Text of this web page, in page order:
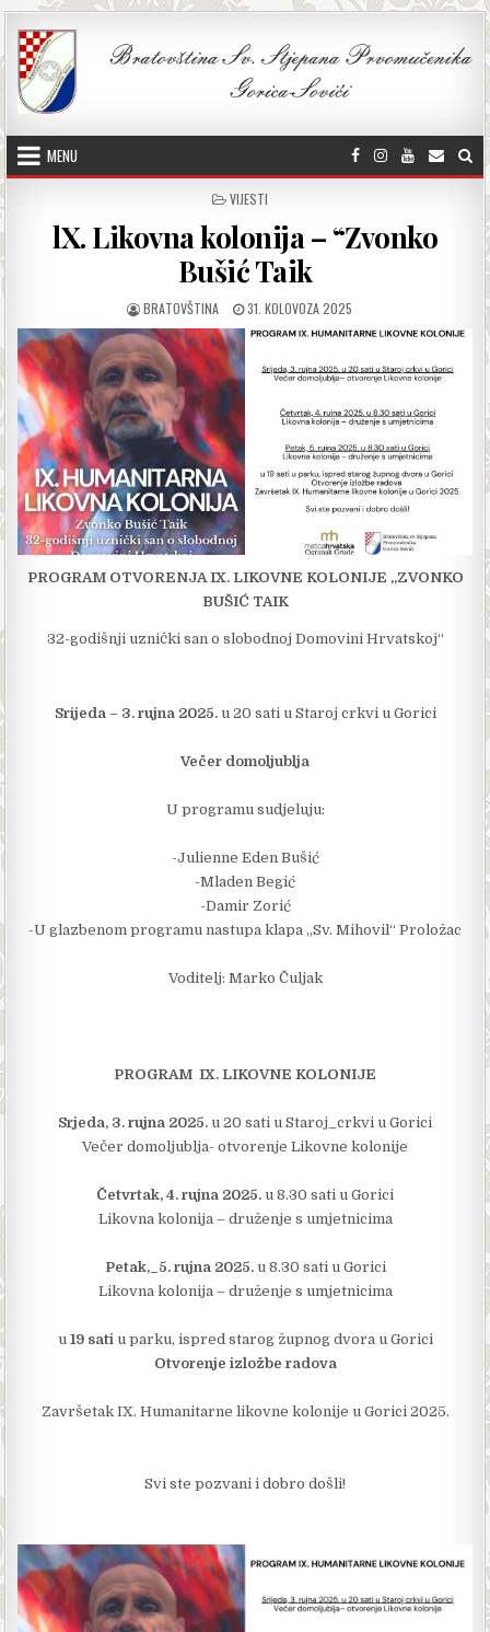
MENU
POSTED IN
VIJESTI
lX. Likovna kolonija – “Zvonko
Bušić Taik
AUTHOR:
BRATOVŠTINA PUBLISHED DATE:
31. KOLOVOZA 2025
PROGRAM OTVORENJA IX. LIKOVNE KOLONIJE „ZVONKO
BUŠIĆ TAIK
32-godišnji uznički san o slobodnoj Domovini Hrvatskoj“
Srijeda – 3. rujna 2025.u 20 sati u Staroj crkvi u Gorici
Večer domoljublja
U programu sudjeluju:
-Julienne Eden Bušić
-Mladen Begić
-Damir Zorić
-U glazbenom programu nastupa klapa „Sv. Mihovil“ Proložac
Voditelj: Marko Čuljak
PROGRAM IX. LIKOVNE KOLONIJE
Srjeda, 3. rujna 2025. u 20 sati u Staroj_crkvi u Gorici
Večer domoljublja- otvorenje Likovne kolonije
Četvrtak, 4. rujna 2025. u 8.30 sati u Gorici
Likovna kolonija – druženje s umjetnicima
Petak,_5. rujna 2025. u 8.30 sati u Gorici
Likovna kolonija – druženje s umjetnicima
u 19 satiu parku, ispred starog župnog dvora u Gorici
Otvorenje izložbe radova
Završetak IX. Humanitarne likovne kolonije u Gorici 2025.
Svi ste pozvani i dobro došli!